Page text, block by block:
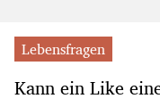
Lebensfragen
Kann ein Like